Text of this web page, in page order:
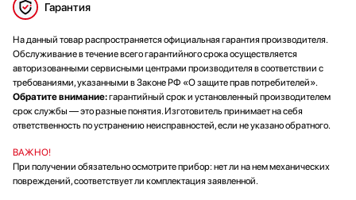
Гарантия
На данный товар распространяется официальная гарантия производителя.
Обслуживание в течение всего гарантийного срока осуществляется
авторизованными сервисными центрами производителя в соответствии с
требованиями, указанными в Законе РФ «О защите прав потребителей».
Обратите внимание:гарантийный срок и установленный производителем
срок службы — это разные понятия. Изготовитель принимает на себя
ответственность по устранению неисправностей, если не указано обратного.
ВАЖНО!
При получении обязательно осмотрите прибор: нет ли на нем механических
повреждений, соответствует ли комплектация заявленной.